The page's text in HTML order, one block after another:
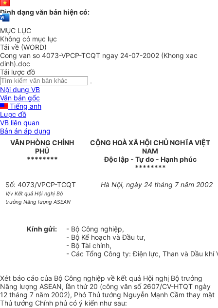
Định dạng văn bản hiện có:
MỤC LỤC
Không có mục lục
Tải về (WORD)
Cong van so 4073-VPCP-TCQT ngay 24-07-2002 (Khong xac
dinh).doc
Tải lược đồ
Nội dung VB
Văn bản gốc
Tiếng anh
Lược đồ
VB liên quan
Bản án áp dụng
VĂN PHÒNG CHÍNH
PHỦ
********
CỘNG HOÀ XÃ HỘI CHỦ NGHĨA VIỆT
NAM
Độc lập - Tự do - Hạnh phúc
********
Số: 4073/VPCP-TCQT
V/v Kết quả Hội nghị Bộ
trưởng Năng lượng ASEAN
Hà Nội, ngày 24 tháng 7 năm 2002
Kính gửi:
- Bộ Công nghiệp,
- Bộ Kế hoạch và Đầu tư,
- Bộ Tài chính,
- Các Tổng Công ty: Điện lực, Than và Dầu khí
Xét báo cáo của Bộ Công nghiệp về kết quả Hội nghị Bộ trưởng
Năng lượng ASEAN, lần thứ 20 (công văn số 2607/CV-HTQT ngày
12 tháng 7 năm 2002), Phó Thủ tướng Nguyễn Mạnh Cầm thay mặt
Thủ tướng Chính phủ có ý kiến như sau: